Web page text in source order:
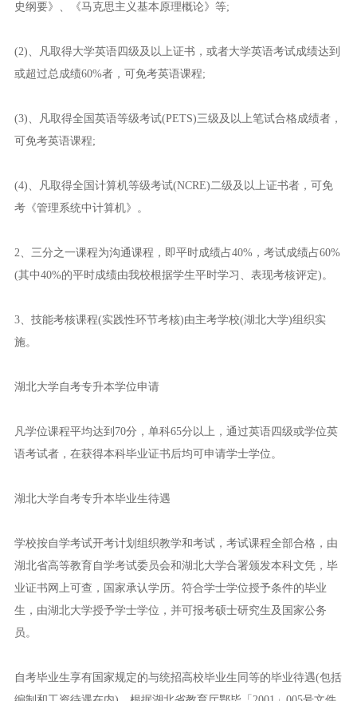
史纲要》、《马克思主义基本原理概论》等;
(2)、凡取得大学英语四级及以上证书，或者大学英语考试成绩达到
或超过总成绩60%者，可免考英语课程;
(3)、凡取得全国英语等级考试(PETS)三级及以上笔试合格成绩者，
可免考英语课程;
(4)、凡取得全国计算机等级考试(NCRE)二级及以上证书者，可免
考《管理系统中计算机》。
2、三分之一课程为沟通课程，即平时成绩占40%，考试成绩占60%
(其中40%的平时成绩由我校根据学生平时学习、表现考核评定)。
3、技能考核课程(实践性环节考核)由主考学校(湖北大学)组织实
施。
湖北大学自考专升本学位申请
凡学位课程平均达到70分，单科65分以上，通过英语四级或学位英
语考试者，在获得本科毕业证书后均可申请学士学位。
湖北大学自考专升本毕业生待遇
学校按自学考试开考计划组织教学和考试，考试课程全部合格，由
湖北省高等教育自学考试委员会和湖北大学合署颁发本科文凭，毕
业证书网上可查，国家承认学历。符合学士学位授予条件的毕业
生，由湖北大学授予学士学位，并可报考硕士研究生及国家公务
员。
自考毕业生享有国家规定的与统招高校毕业生同等的毕业待遇(包括